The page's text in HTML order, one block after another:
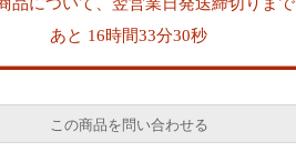
あと 16時間33分29秒
この商品を問い合わせる